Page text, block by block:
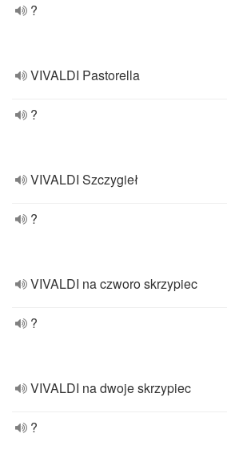
?
VIVALDI Pastorella
?
VIVALDI Szczygieł
?
VIVALDI na czworo skrzypiec
?
VIVALDI na dwoje skrzypiec
?